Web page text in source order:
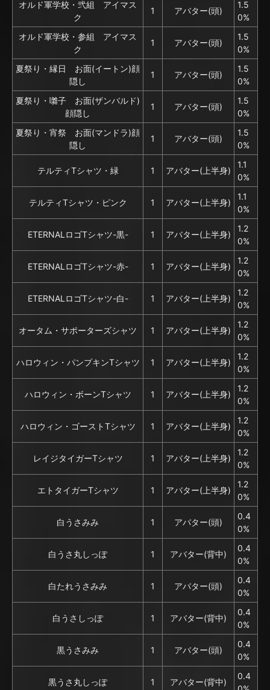
オルド軍学校・弐組 アイマス
ク
1 アバター(頭)
1.5
0%
オルド軍学校・参組 アイマス
ク
1 アバター(頭)
1.5
0%
夏祭り・縁日 お面(イートン)顔
隠し
1 アバター(頭)
1.5
0%
夏祭り・囃子 お面(ザンバルド)
顔隠し
1 アバター(頭)
1.5
0%
夏祭り・宵祭 お面(マンドラ)顔
隠し
1 アバター(頭)
1.5
0%
テルティTシャツ・緑 1 アバター(上半身)
1.1
0%
テルティTシャツ・ピンク 1 アバター(上半身)
1.1
0%
ETERNALロゴTシャツ-黒- 1 アバター(上半身)
1.2
0%
ETERNALロゴTシャツ-赤- 1 アバター(上半身)
1.2
0%
ETERNALロゴTシャツ-白- 1 アバター(上半身)
1.2
0%
オータム・サポーターズシャツ 1 アバター(上半身)
1.2
0%
ハロウィン・パンプキンTシャツ 1 アバター(上半身)
1.2
0%
ハロウィン・ボーンTシャツ 1 アバター(上半身)
1.2
0%
ハロウィン・ゴーストTシャツ 1 アバター(上半身)
1.2
0%
レイジタイガーTシャツ 1 アバター(上半身)
1.2
0%
エトタイガーTシャツ 1 アバター(上半身)
1.2
0%
白うさみみ 1 アバター(頭)
0.4
0%
白うさ丸しっぽ 1 アバター(背中)
0.4
0%
白たれうさみみ 1 アバター(頭)
0.4
0%
白うさしっぽ 1 アバター(背中)
0.4
0%
黒うさみみ 1 アバター(頭)
0.4
0%
黒うさ丸しっぽ 1 アバター(背中)
0.4